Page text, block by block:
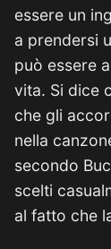
essere un
a prendersi
può essere
vita. Si dice
che gli
nella
secondo
scelti
al fatto che